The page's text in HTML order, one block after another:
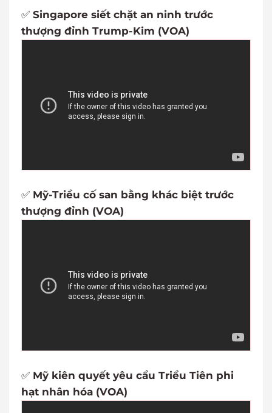
✅ Singapore siết chặt an ninh trước
thượng đỉnh Trump-Kim (VOA)
✅ Mỹ-Triều cố san bằng khác biệt trước
thượng đỉnh (VOA)
✅ Mỹ kiên quyết yêu cầu Triều Tiên phi
hạt nhân hóa (VOA)